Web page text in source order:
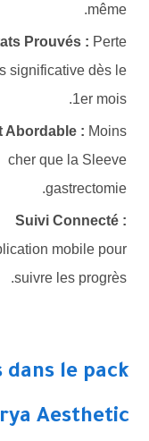
même.
Prouvés : Perte
significative dès le
1er mois.
Abordable : Moins
cher que la Sleeve
gastrectomie.
Suivi Connecté :
mobile pour
suivre les progrès.
dans le pack
Aesthetic